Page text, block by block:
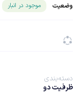
وضعیت موجود در انبارشناسه محصول ۲۳۵۶۵
دسته‌بندی
ظرفیت دو